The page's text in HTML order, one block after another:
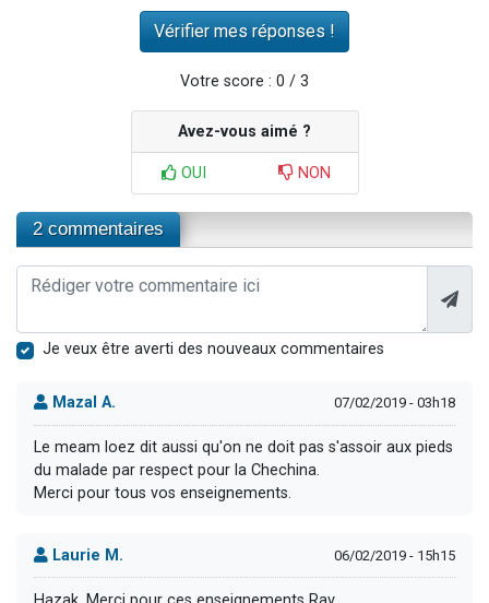
Votre score : 0 / 3
Avez-vous aimé ?
OUI NON
2 commentaires
Je veux être averti des nouveaux commentaires
Mazal A. 07/02/2019 - 03h18
Le meam loez dit aussi qu'on ne doit pas s'assoir aux pieds
du malade par respect pour la Chechina.
Merci pour tous vos enseignements.
Laurie M. 06/02/2019 - 15h15